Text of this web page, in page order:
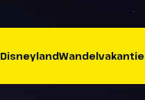
Disneyland